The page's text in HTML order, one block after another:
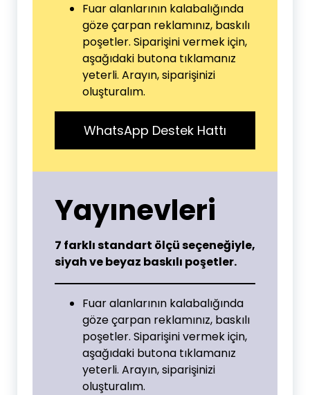
Fuar alanlarının kalabalığında
göze çarpan reklamınız, baskılı
poşetler. Siparişini vermek için,
aşağıdaki butona tıklamanız
yeterli. Arayın, siparişinizi
oluşturalım.
WhatsApp Destek Hattı
Yayınevleri
7 farklı standart ölçü seçeneğiyle,
siyah ve beyaz baskılı poşetler.
Fuar alanlarının kalabalığında
göze çarpan reklamınız, baskılı
poşetler. Siparişini vermek için,
aşağıdaki butona tıklamanız
yeterli. Arayın, siparişinizi
oluşturalım.